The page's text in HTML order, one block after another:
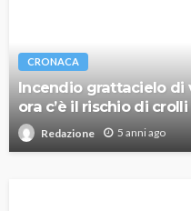
CRONACA
Incendio grattacielo di
ora c’è il rischio di crolli
Redazione 5 anni ago